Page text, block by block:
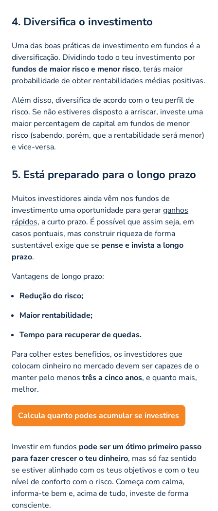
4. Diversifica o investimento
Uma das boas práticas de investimento em fundos é a
diversificação. Dividindo todo o teu investimento por
fundos de maior risco e menor risco, terás maior
probabilidade de obter rentabilidades médias positivas.
Além disso, diversifica de acordo com o teu perfil de
risco. Se não estiveres disposto a arriscar, investe uma
maior percentagem de capital em fundos de menor
risco (sabendo, porém, que a rentabilidade será menor)
e vice-versa.
5. Está preparado para o longo prazo
Muitos investidores ainda vêm nos fundos de
investimento uma oportunidade para gerarganhos
rápidos, a curto prazo. É possível que assim seja, em
casos pontuais, mas construir riqueza de forma
sustentável exige que se pense e invista a longo
prazo.
Vantagens de longo prazo:
Redução do risco;
Maior rentabilidade;
Tempo para recuperar de quedas.
Para colher estes benefícios, os investidores que
colocam dinheiro no mercado devem ser capazes de o
manter pelo menos três a cinco anos, e quanto mais,
melhor.
Calcula quanto podes acumular se investires
Investir em fundos pode ser um ótimo primeiro passo
para fazer crescer o teu dinheiro, mas só faz sentido
se estiver alinhado com os teus objetivos e com o teu
nível de conforto com o risco. Começa com calma,
informa-te bem e, acima de tudo, investe de forma
consciente.